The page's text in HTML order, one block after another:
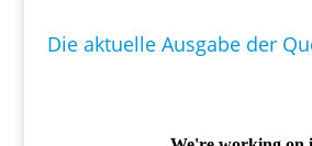
Die aktuelle Ausgabe der